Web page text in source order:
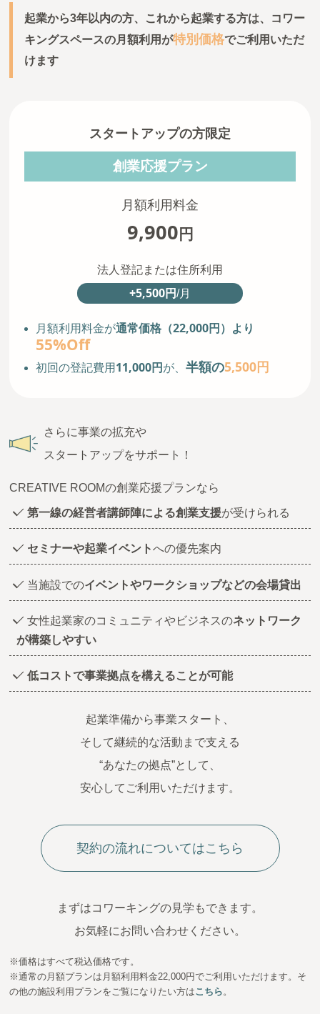
起業から3年以内の方、これから起業する方は、 コワー
キングスペースの月額利用が特別価格でご利用いただ
けます
スタートアップの方限定
創業応援プラン
月額利用料金
9,900円
法人登記または住所利用
+5,500円/月
月額利用料金が通常価格（22,000円）より
55%Off
初回の登記費用 11,000円が、半額の5,500円
さらに事業の拡充や
スタートアップをサポート！
CREATIVE ROOMの創業応援プランなら
第一線の経営者講師陣による創業支援が受けられる
セミナーや起業イベントへの優先案内
当施設でのイベントやワークショップなどの会場貸出
女性起業家のコミュニティやビジネスのネットワーク
が構築しやすい
低コストで事業拠点を構えることが可能
起業準備から事業スタート、
そして継続的な活動まで支える
“あなたの拠点”として、
安心してご利用いただけます。
契約の流れについてはこちら
まずはコワーキングの見学もできます。
お気軽にお問い合わせください。
※価格はすべて税込価格です。
※通常の月額プランは月額利用料金22,000円でご利用いただけます。そ
の他の施設利用プランをご覧になりたい方はこちら。